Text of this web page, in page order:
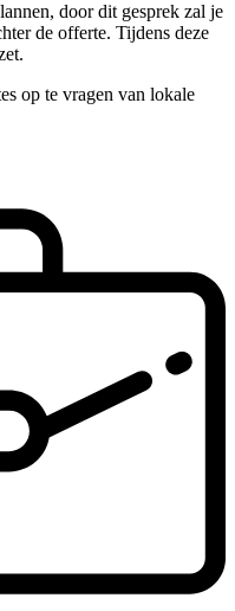
door dit gesprek zal je
de offerte. Tijdens deze
op te vragen van lokale